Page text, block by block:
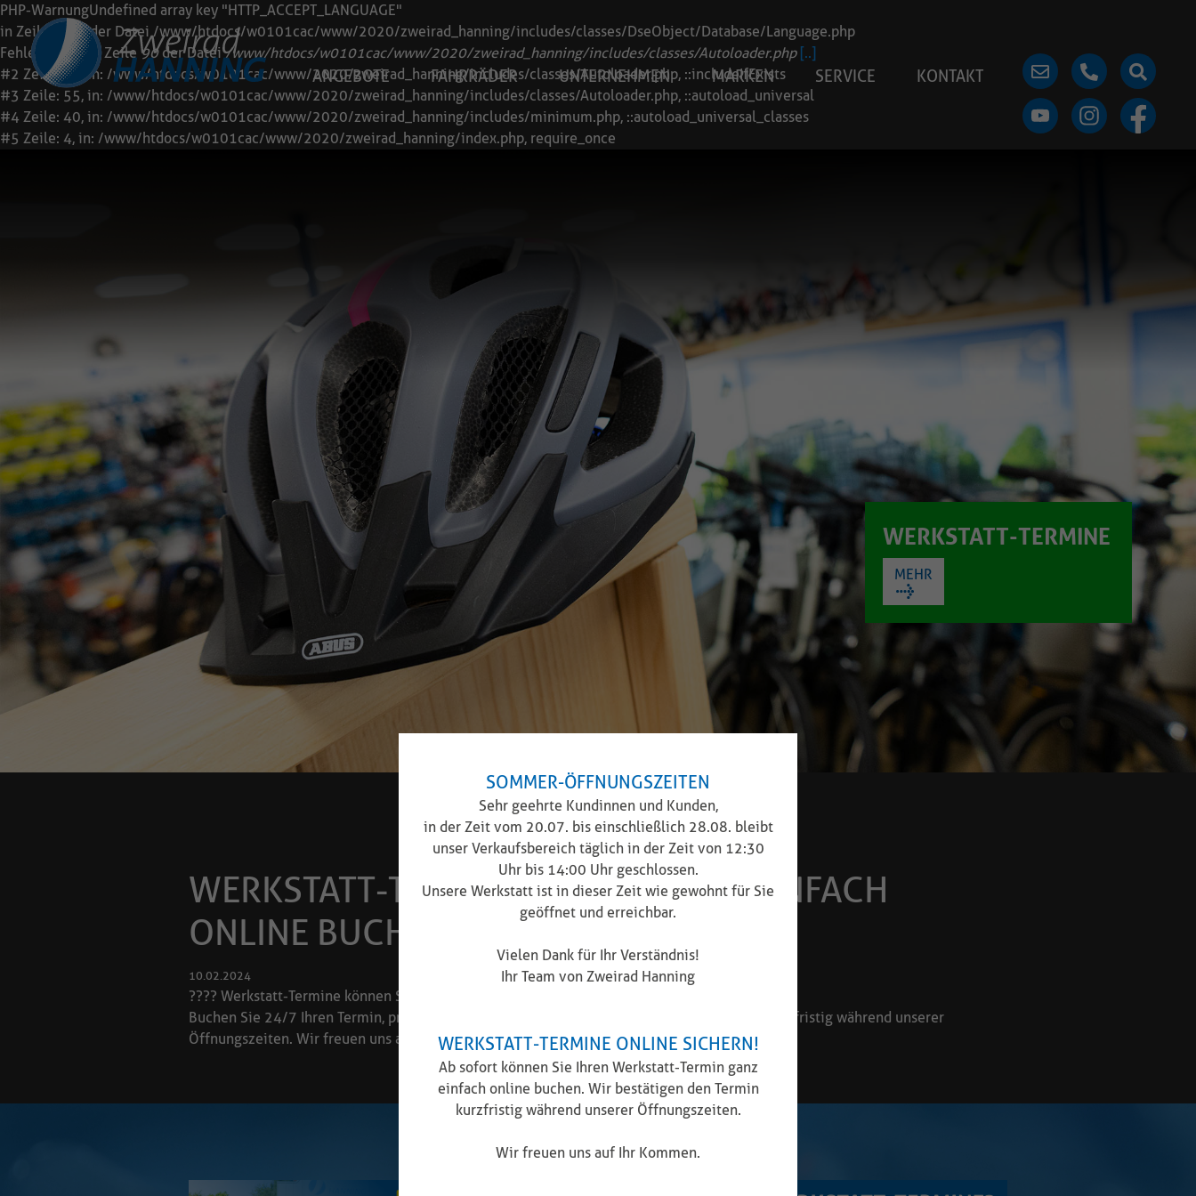
SOMMER-ÖFFNUNGSZEITEN
Sehr geehrte Kundinnen und Kunden,
in der Zeit vom 20.07. bis einschließlich 28.08. bleibt
unser Verkaufsbereich täglich in der Zeit von 12:30
Uhr bis 14:00 Uhr geschlossen.
Unsere Werkstatt ist in dieser Zeit wie gewohnt für Sie
geöffnet und erreichbar.
Vielen Dank für Ihr Verständnis!
Ihr Team von Zweirad Hanning
WERKSTATT-TERMINE ONLINE SICHERN!
Ab sofort können Sie Ihren Werkstatt-Termin ganz
einfach online buchen. Wir bestätigen den Termin
kurzfristig während unserer Öffnungszeiten.
Wir freuen uns auf Ihr Kommen.
PHP-WarnungUndefined array key "HTTP_ACCEPT_LANGUAGE"
in Zeile 40 in der Datei /www/htdocs/w0101cac/www/2020/zweirad_hanning/includes/classes/DseObject/Database/Language.php
Fehlerquelle: In Zeile 90der Datei/www/htdocs/w0101cac/www/2020/zweirad_hanning/includes/classes/Autoloader.php [..]
#2 Zeile: 44, in: /www/htdocs/w0101cac/www/2020/zweirad_hanning/includes/classes/Autoloader.php, ::includeIfExists
#3 Zeile: 55, in: /www/htdocs/w0101cac/www/2020/zweirad_hanning/includes/classes/Autoloader.php, ::autoload_universal
#4 Zeile: 40, in: /www/htdocs/w0101cac/www/2020/zweirad_hanning/includes/minimum.php, ::autoload_universal_classes
#5 Zeile: 4, in: /www/htdocs/w0101cac/www/2020/zweirad_hanning/index.php, require_once
ANGEBOTE FAHRRÄDER UNTERNEHMEN MARKEN SERVICE KONTAKT
WERKSTATT-TERMINE
MEHR
WERKSTATT-TERMINE? JETZT GANZ EINFACH
ONLINE BUCHEN!
???? Werkstatt-Termine können Sie bei uns nun ganz einfach online vereinbaren. ????
Buchen Sie 24/7 Ihren Termin, praktisch, einfach von zuhause. Wir bestätigen den Termin kurzfristig während unserer
Öffnungszeiten. Wir freuen uns auf Ihr Kommen.